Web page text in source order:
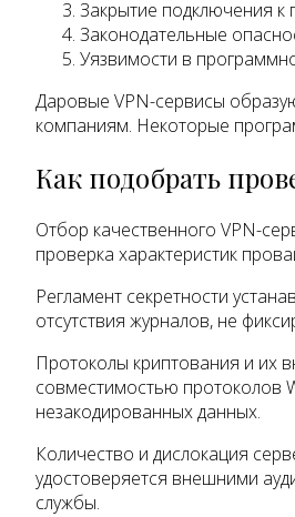
Закрытие подключения
Законодательные
Уязвимости в
Даровые VPN-сервисы
компаниям. Некоторые
Как подобрать
Отбор качественного VPN-
проверка характеристик
Регламент секретности
отсутствия журналов, не
Протоколы криптования и их
совместимостью протоколов
незакодированных данных.
Количество и дислокация
удостоверяется внешними
службы.